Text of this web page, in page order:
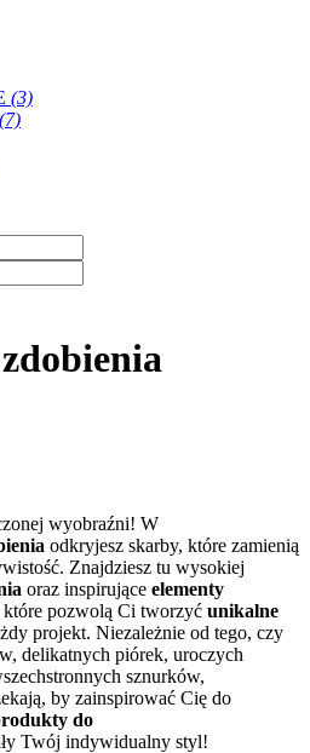
(3)
(7)
wyobraźni! W
odkryjesz skarby, które zamienią
Znajdziesz tu wysokiej
oraz inspirujące elementy
które pozwolą Ci tworzyć unikalne
projekt. Niezależnie od tego, czy
delikatnych piórek, uroczych
sznurków,
by zainspirować Cię do
do
Twój indywidualny styl!